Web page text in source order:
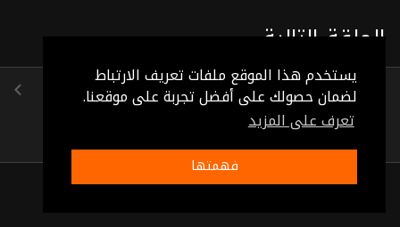
يستخدم هذا الموقع ملفات تعريف الارتباط
لضمان حصولك على أفضل تجربة على موقعنا.
تعرف على المزيد
فهمتها
الحلقة التالية
الحلقة 44
(0:09:53)